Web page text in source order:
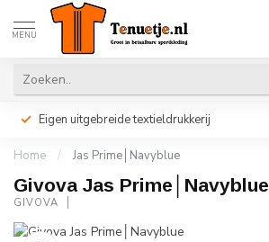
MENU
Eigen uitgebreide textieldrukkerij
Home / Jas Prime│Navyblue
Givova Jas Prime│Navyblue
GIVOVA